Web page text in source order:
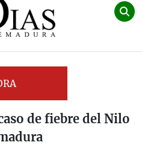
de fiebre del Nilo